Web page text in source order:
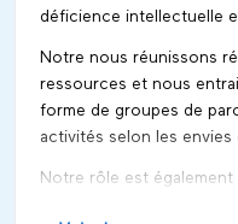
déficience intellectuelle
Notre nous réunissons
ressources et nous
forme de groupes de
activités selon les envies
Notre rôle est